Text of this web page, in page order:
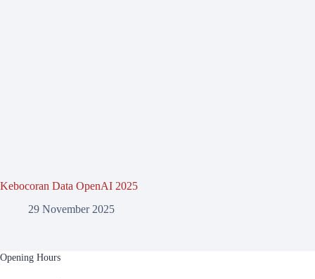
Kebocoran Data OpenAI 2025
29 November 2025
Opening Hours